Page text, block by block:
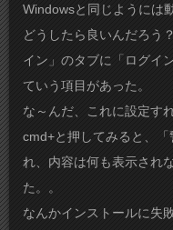
Windowsと同じようには
どうしたら良いんだろう
イン」のタブに「ログイ
ていう項目があった。
な～んだ、これに設定す
cmd+と押してみると、
れ、内容は何も表示され
た。。
なんかインストールに失